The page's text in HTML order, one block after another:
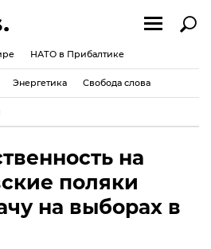
НАТО в Прибалтике
Энергетика Свобода слова
на
поляки
на выборах в